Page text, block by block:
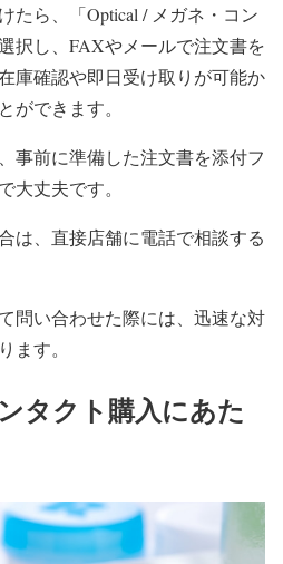
たら、「Optical / メガネ・コン
択し、FAXやメールで注文書を
庫確認や即日受け取りが可能か
ができます。
事前に準備した注文書を添付フ
大丈夫です。
は、直接店舗に電話で相談する
問い合わせた際には、迅速な対
ます。
タクト購入にあた